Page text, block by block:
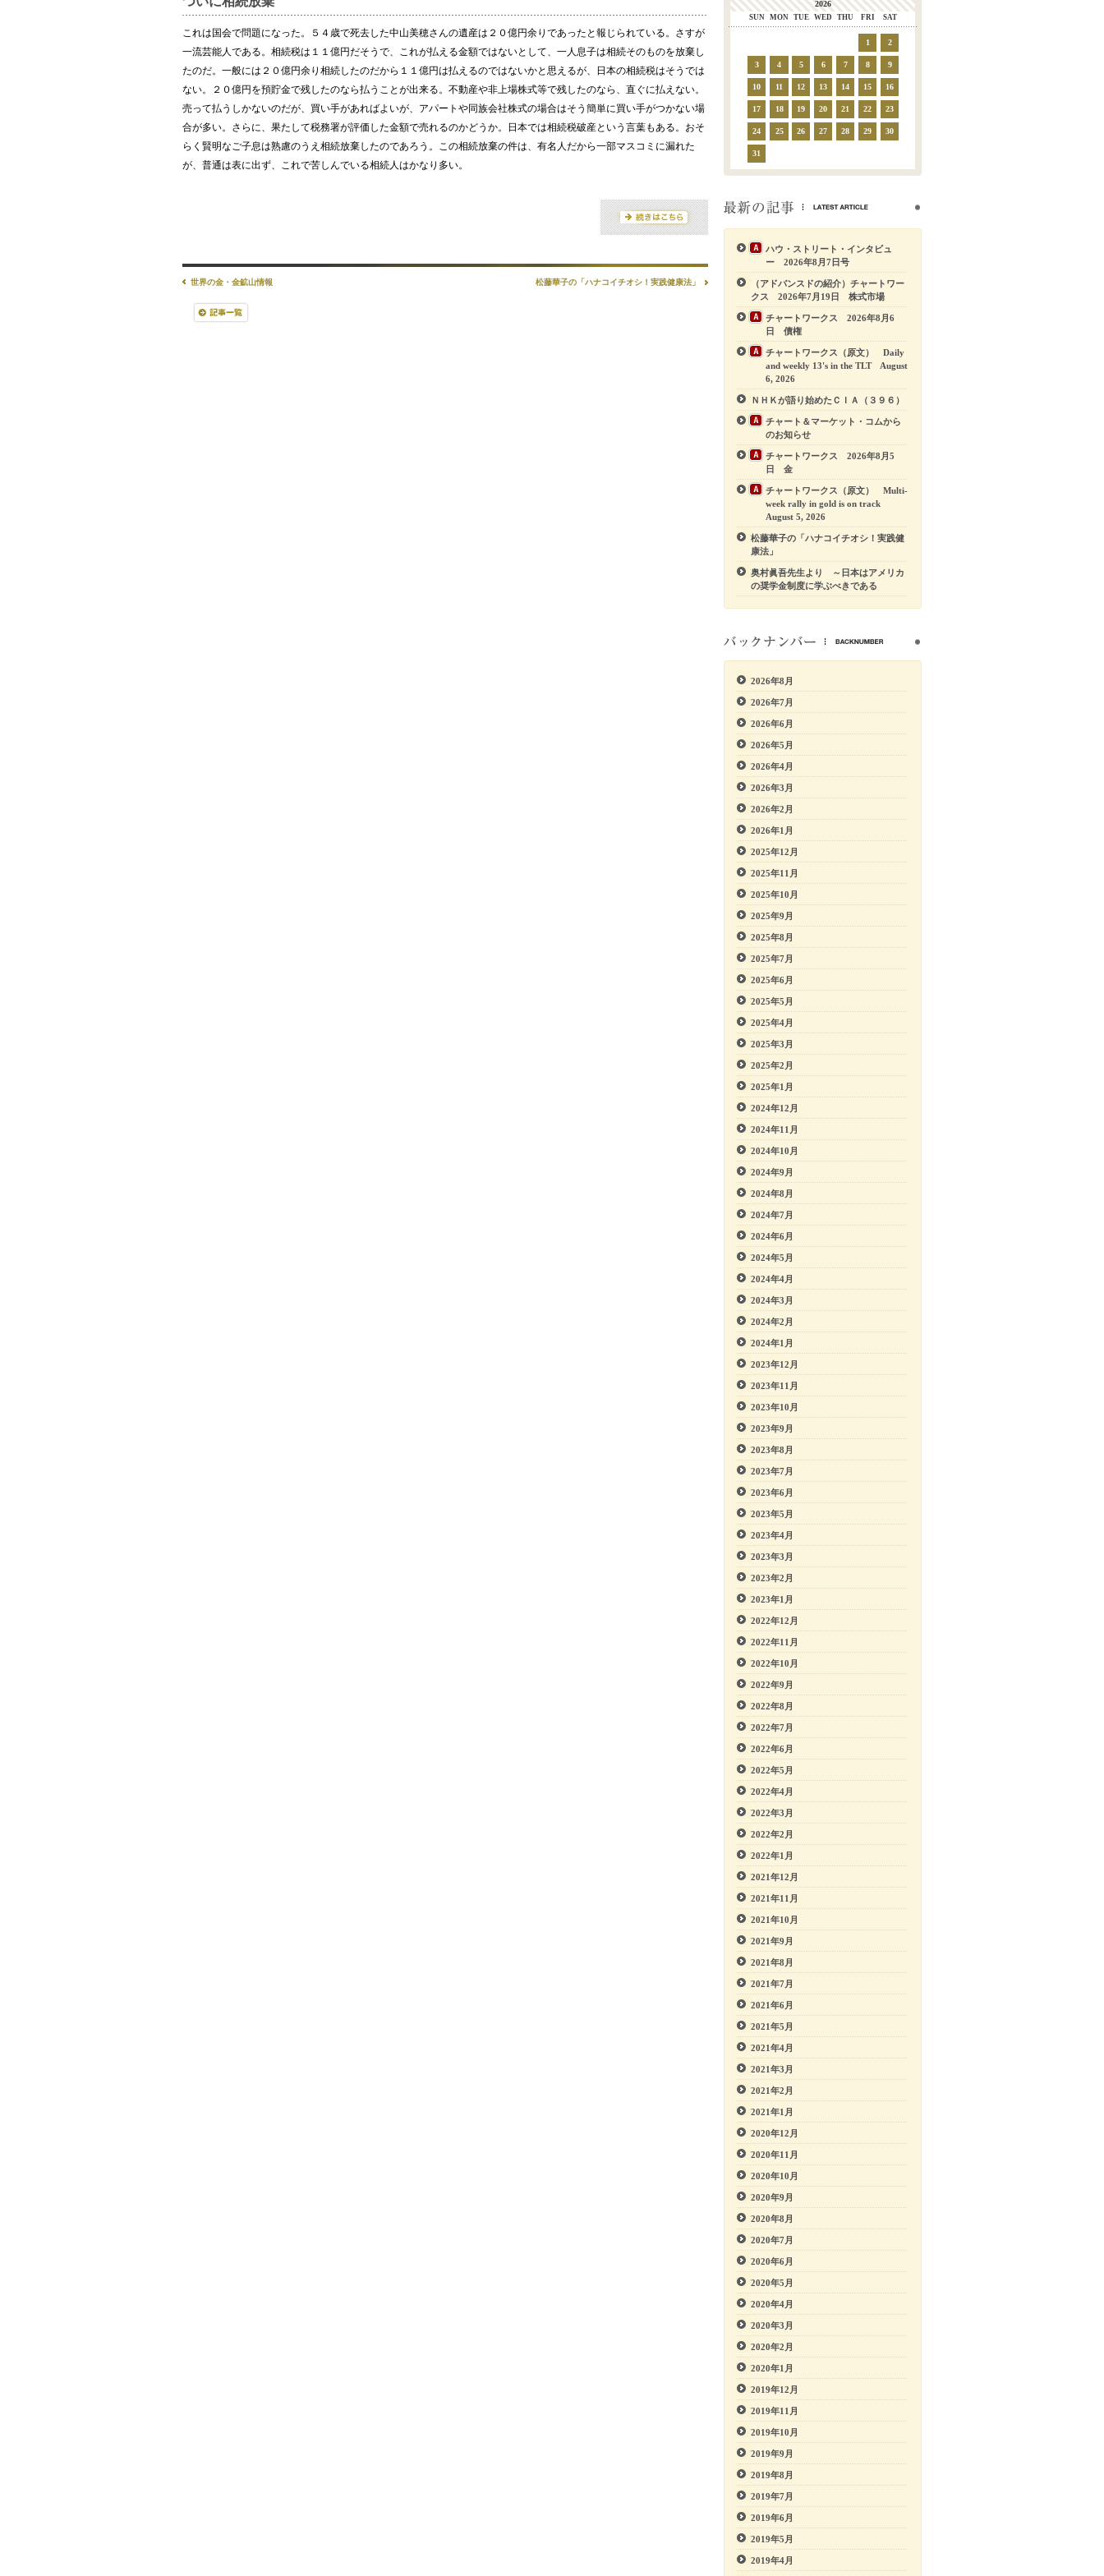
これは国会で問題になった。５４歳で死去した中山美穂さんの遺産は２０億円余りであったと報じられている。さすが
一流芸能人である。相続税は１１億円だそうで、これが払える金額ではないとして、一人息子は相続そのものを放棄し
たのだ。一般には２０億円余り相続したのだから１１億円は払えるのではないかと思えるが、日本の相続税はそうでは
ない。２０億円を預貯金で残したのなら払うことが出来る。不動産や非上場株式等で残したのなら、直ぐに払えない。
売って払うしかないのだが、買い手があればよいが、アパートや同族会社株式の場合はそう簡単に買い手がつかない場
合が多い。さらに、果たして税務署が評価した金額で売れるのかどうか。日本では相続税破産という言葉もある。おそ
らく賢明なご子息は熟慮のうえ相続放棄したのであろう。この相続放棄の件は、有名人だから一部マスコミに漏れた
が、普通は表に出ず、これで苦しんでいる相続人はかなり多い。
世界の金・金鉱山情報 松藤華子の「ハナコイチオシ！実践健康法」
2026
SUN MON TUE WED THU FRI SAT
1 2
3 4 5 6 7 8 9
10 11 12 13 14 15 16
17 18 19 20 21 22 23
24 25 26 27 28 29 30
31
ハウ・ストリート・インタビュ
ー 2026年8月7日号
（アドバンスドの紹介）チャートワー
クス 2026年7月19日 株式市場
チャートワークス 2026年8月6
日 債権
チャートワークス（原文） Daily
and weekly 13's in the TLT August
6, 2026
ＮＨＫが語り始めたＣＩＡ（３９６）
チャート＆マーケット・コムから
のお知らせ
チャートワークス 2026年8月5
日 金
チャートワークス（原文） Multi-
week rally in gold is on track
August 5, 2026
松藤華子の「ハナコイチオシ！実践健
康法」
奥村眞吾先生より ～日本はアメリカ
の奨学金制度に学ぶべきである
2026年8月
2026年7月
2026年6月
2026年5月
2026年4月
2026年3月
2026年2月
2026年1月
2025年12月
2025年11月
2025年10月
2025年9月
2025年8月
2025年7月
2025年6月
2025年5月
2025年4月
2025年3月
2025年2月
2025年1月
2024年12月
2024年11月
2024年10月
2024年9月
2024年8月
2024年7月
2024年6月
2024年5月
2024年4月
2024年3月
2024年2月
2024年1月
2023年12月
2023年11月
2023年10月
2023年9月
2023年8月
2023年7月
2023年6月
2023年5月
2023年4月
2023年3月
2023年2月
2023年1月
2022年12月
2022年11月
2022年10月
2022年9月
2022年8月
2022年7月
2022年6月
2022年5月
2022年4月
2022年3月
2022年2月
2022年1月
2021年12月
2021年11月
2021年10月
2021年9月
2021年8月
2021年7月
2021年6月
2021年5月
2021年4月
2021年3月
2021年2月
2021年1月
2020年12月
2020年11月
2020年10月
2020年9月
2020年8月
2020年7月
2020年6月
2020年5月
2020年4月
2020年3月
2020年2月
2020年1月
2019年12月
2019年11月
2019年10月
2019年9月
2019年8月
2019年7月
2019年6月
2019年5月
2019年4月